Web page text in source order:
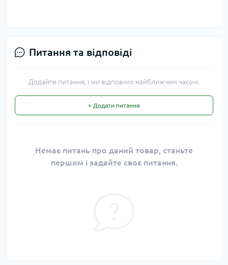
Питання та відповіді
Додайте питання, і ми відповімо найближчим часом.
+ Додати питання
Немає питань про даний товар, станьте
першим і задайте своє питання.